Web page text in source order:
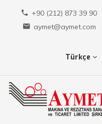
+90 (212) 873 39 90
aymet@aymet.com
Türkçe